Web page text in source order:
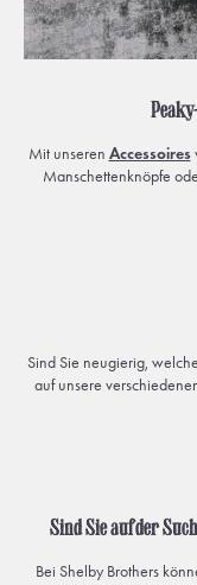
Mit unseren Accessoires
Manschettenknöpfe
Sind Sie neugierig,
auf unsere
Sind Sie auf der
Bei Shelby Brothers